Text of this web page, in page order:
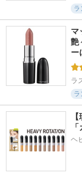
ラ
マ
艶
ー
ラ
ラ
ヘ